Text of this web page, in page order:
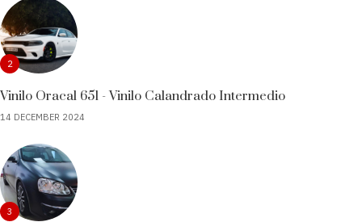
2
Vinilo Oracal 651 - Vinilo Calandrado Intermedio
14 DECEMBER 2024
3